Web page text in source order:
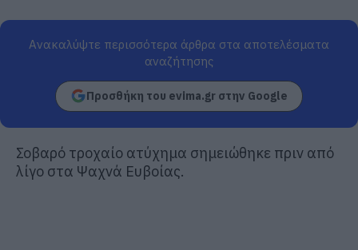
Ανακαλύψτε περισσότερα άρθρα στα αποτελέσματα
αναζήτησης
Προσθήκη του evima.gr στην Google
Σοβαρό τροχαίο ατύχημα σημειώθηκε πριν από
λίγο στα Ψαχνά Ευβοίας.